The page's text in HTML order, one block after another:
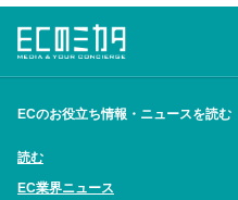
ECのお役立ち情報・ニュースを読む
読む
EC業界ニュース